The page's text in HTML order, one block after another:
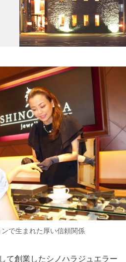
で生まれた厚い信頼関係
て創業したシノハラジュエラー